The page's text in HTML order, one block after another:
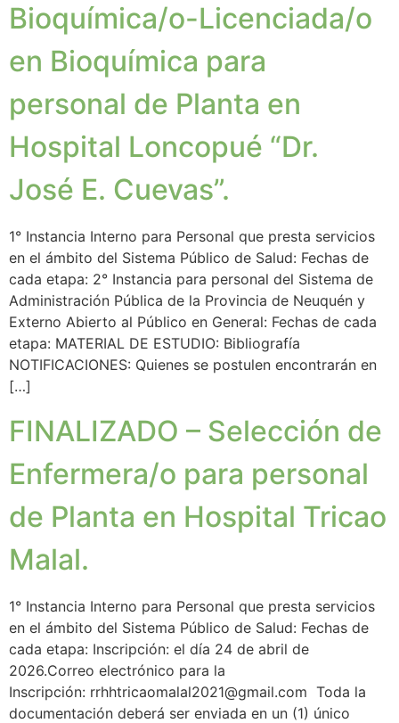
Bioquímica/o-Licenciada/o
en Bioquímica para
personal de Planta en
Hospital Loncopué “Dr.
José E. Cuevas”.
1° Instancia Interno para Personal que presta servicios
en el ámbito del Sistema Público de Salud: Fechas de
cada etapa: 2° Instancia para personal del Sistema de
Administración Pública de la Provincia de Neuquén y
Externo Abierto al Público en General: Fechas de cada
etapa: MATERIAL DE ESTUDIO: Bibliografía
NOTIFICACIONES: Quienes se postulen encontrarán en
[…]
FINALIZADO – Selección de
Enfermera/o para personal
de Planta en Hospital Tricao
Malal.
1° Instancia Interno para Personal que presta servicios
en el ámbito del Sistema Público de Salud: Fechas de
cada etapa: Inscripción: el día 24 de abril de
2026.Correo electrónico para la
Inscripción: rrhhtricaomalal2021@gmail.com Toda la
documentación deberá ser enviada en un (1) único